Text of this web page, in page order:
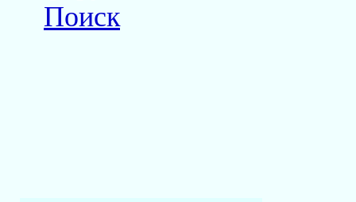
Поиск